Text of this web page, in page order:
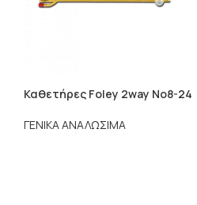
Καθετήρες Foley 2way No8-24
ΓΕΝΙΚΑ ΑΝΑΛΩΣΙΜΑ